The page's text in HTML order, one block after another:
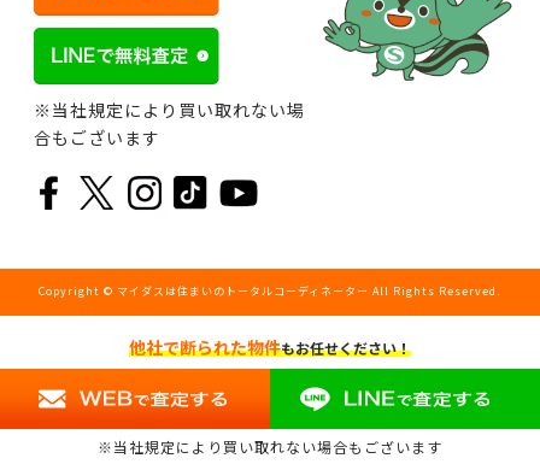
他社で断られた物件もお任せください！
※当社規定により買い取れない場合もございます
※当社規定により買い取れない場
合もございます
Copyright © マイダスは住まいのトータルコーディネーター All Rights Reserved.